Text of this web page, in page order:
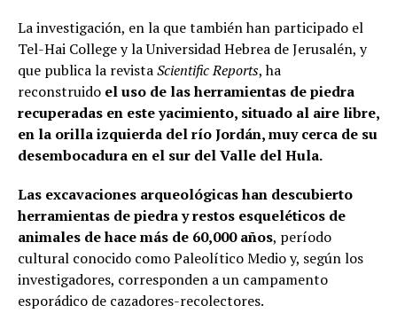
La investigación, en la que también han participado el
Tel-Hai College y la Universidad Hebrea de Jerusalén, y
que publica la revistaScientific Reports, ha
reconstruido el uso de las herramientas de piedra
recuperadas en este yacimiento, situado al aire libre,
en la orilla izquierda del río Jordán, muy cerca de su
desembocadura en el sur del Valle del Hula.
Las excavaciones arqueológicas han descubierto
herramientas de piedra y restos esqueléticos de
animales de hace más de 60,000 años, período
cultural conocido como Paleolítico Medio y, según los
investigadores, corresponden a un campamento
esporádico de cazadores-recolectores.